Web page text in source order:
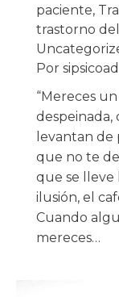
paciente,
trastorno
Por
“Mereces
despeinada,
levantan de
que no te
que se lleve
ilusión, el
Cuando
mereces…